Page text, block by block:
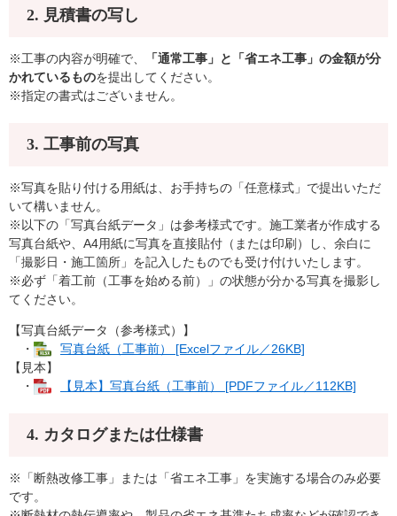
2. 見積書の写し
※工事の内容が明確で、
「通常工事」と「省エネ工事」の金額が分
かれているものを提出してください。
※指定の書式はございません。
3. 工事前の写真
※写真を貼り付ける用紙は、お手持ちの「任意様式」で提出いただ
いて構いません。
※以下の「写真台紙データ」は参考様式です。施工業者が作成する
写真台紙や、A4用紙に写真を直接貼付（または印刷）し、余白に
「撮影日・施工箇所」を記入したものでも受け付けいたします。
※必ず「着工前（工事を始める前）」の状態が分かる写真を撮影し
てください。
【写真台紙データ（参考様式）】
・
写真台紙（工事前） [Excelファイル／26KB]
【見本】
・
【見本】写真台紙（工事前） [PDFファイル／112KB]
4. カタログまたは仕様書
※「断熱改修工事」または「省エネ工事」を実施する場合のみ必要
です。